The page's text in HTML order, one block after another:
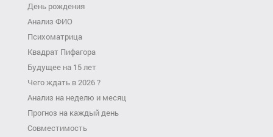
День рождения
Анализ ФИО
Психоматрица
Квадрат Пифагора
Будущее на 15 лет
Чего ждать в 2026 ?
Анализ на неделю и месяц
Прогноз на каждый день
Совместимость